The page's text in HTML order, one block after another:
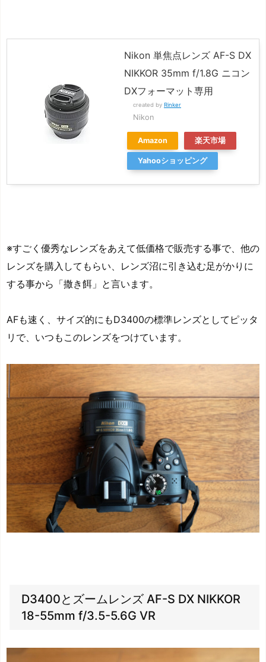
Nikon 単焦点レンズ AF-S DX
NIKKOR 35mm f/1.8G ニコン
DXフォーマット専用
created by Rinker
Nikon
Amazon 楽天市場
Yahooショッピング
※すごく優秀なレンズをあえて低価格で販売する事で、他の
レンズを購入してもらい、レンズ沼に引き込む足がかりに
する事から「撒き餌」と言います。
AFも速く、サイズ的にもD3400の標準レンズとしてピッタ
リで、いつもこのレンズをつけています。
D3400とズームレンズ AF-S DX NIKKOR
18-55mm f/3.5-5.6G VR